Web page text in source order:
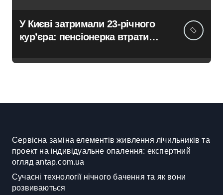
У Києві затримали 23-річного
кур’єра: пенсіонерка втратила
полковника СБУ
Сервісна заміна елементів живлення лічильників та
проект на індивідуальне опалення: експертний
огляд antap.com.ua
Сучасні технології нічного бачення та як вони
розвиваються